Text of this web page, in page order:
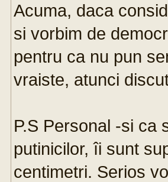
Acuma, daca
si vorbim de
pentru ca nu pun
vraiste, atunci
P.S Personal -si ca
putinicilor, îi sunt
centimetri. Serios